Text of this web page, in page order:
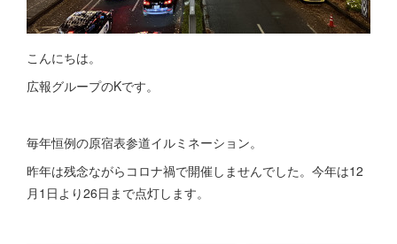
こんにちは。
広報グループのKです。
毎年恒例の原宿表参道イルミネーション。
昨年は残念ながらコロナ禍で開催しませんでした。今年は12
月1日より26日まで点灯します。